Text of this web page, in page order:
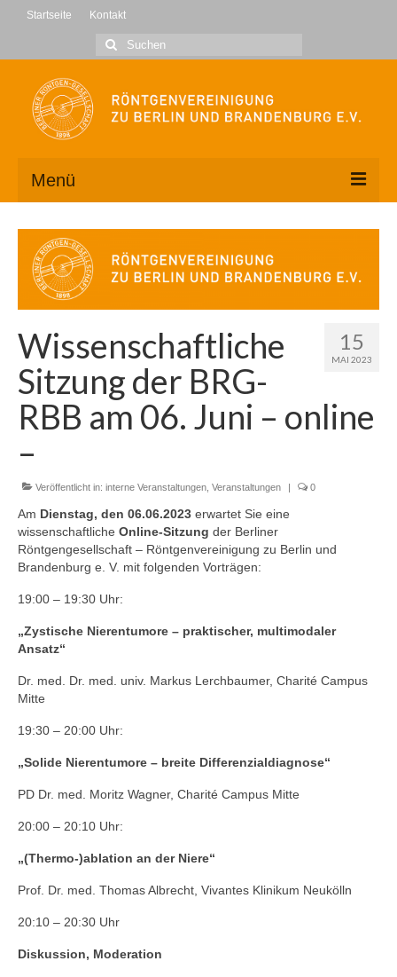
Startseite Kontakt
Suche
nach:
Menü
Wir über uns
Kontakt
Geschäftsstelle
Vorstand
Mitglied werden
Zur Geschichte
Aktuelles
Veranstaltungen
Interne Veranstaltungen
Externe Veranstaltungen
Gustav-Bucky-Preis
15
MAI 2023
Wissenschaftliche
Sitzung der BRG-
RBB am 06. Juni – online
–
Veröffentlicht in: interne Veranstaltungen Veranstaltungen | 0
Am Dienstag, den 06.06.2023 erwartet Sie eine
wissenschaftliche Online-Sitzung der Berliner
Röntgengesellschaft – Röntgenvereinigung zu Berlin und
Brandenburg e. V. mit folgenden Vorträgen:
19:00 – 19:30 Uhr:
„Zystische Nierentumore – praktischer, multimodaler
Ansatz“
Dr. med. Dr. med. univ. Markus Lerchbaumer, Charité Campus
Mitte
19:30 – 20:00 Uhr:
„Solide Nierentumore – breite Differenzialdiagnose“
PD Dr. med. Moritz Wagner, Charité Campus Mitte
20:00 – 20:10 Uhr:
„(Thermo-)ablation an der Niere“
Prof. Dr. med. Thomas Albrecht, Vivantes Klinikum Neukölln
20:10 – 20:30 Uhr
Diskussion, Moderation